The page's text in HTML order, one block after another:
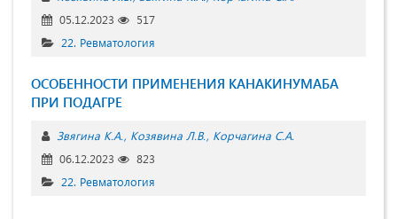
05.12.2023
517
22. Ревматология
ОСОБЕННОСТИ ПРИМЕНЕНИЯ КАНАКИНУМАБА
ПРИ ПОДАГРЕ
Звягина К.А. Козявина Л.В. Корчагина С.А.
06.12.2023
823
22. Ревматология